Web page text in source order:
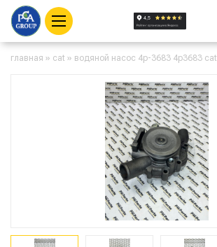
главная » cat » водяной насос 4p-3683 4p3683 cat